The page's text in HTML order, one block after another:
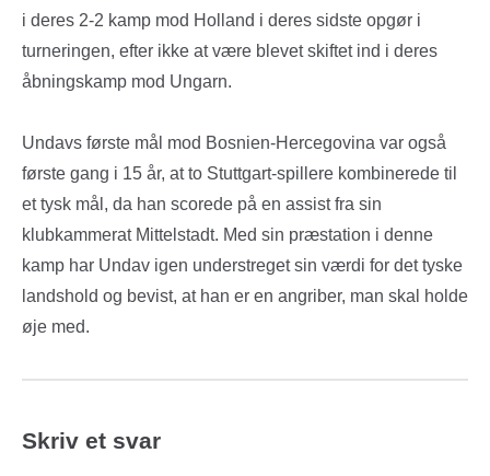
i deres 2-2 kamp mod Holland i deres sidste opgør i
turneringen, efter ikke at være blevet skiftet ind i deres
åbningskamp mod Ungarn.
Undavs første mål mod Bosnien-Hercegovina var også
første gang i 15 år, at to Stuttgart-spillere kombinerede til
et tysk mål, da han scorede på en assist fra sin
klubkammerat Mittelstadt. Med sin præstation i denne
kamp har Undav igen understreget sin værdi for det tyske
landshold og bevist, at han er en angriber, man skal holde
øje med.
Skriv et svar